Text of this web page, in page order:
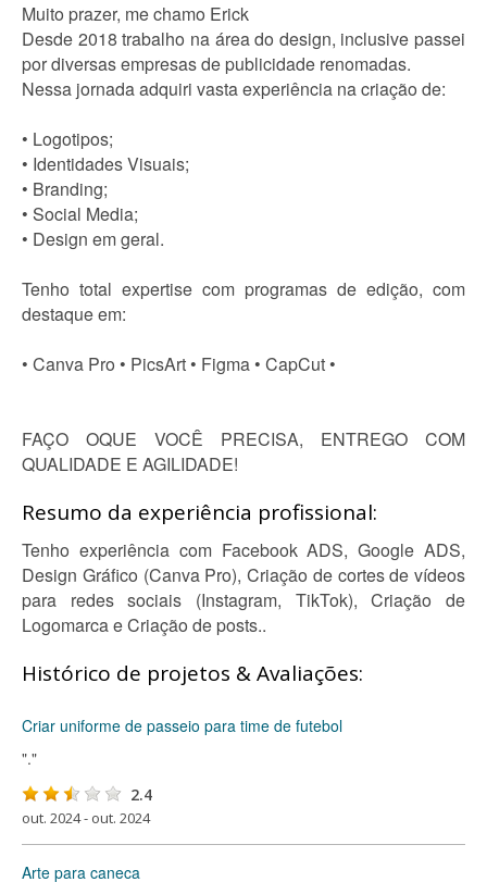
Muito prazer, me chamo Erick
Desde 2018 trabalho na área do design, inclusive passei
por diversas empresas de publicidade renomadas.
Nessa jornada adquiri vasta experiência na criação de:
• Logotipos;
• Identidades Visuais;
• Branding;
• Social Media;
• Design em geral.
Tenho total expertise com programas de edição, com
destaque em:
• Canva Pro • PicsArt • Figma • CapCut •
FAÇO OQUE VOCÊ PRECISA, ENTREGO COM
QUALIDADE E AGILIDADE!
Resumo da experiência profissional:
Tenho experiência com Facebook ADS, Google ADS,
Design Gráfico (Canva Pro), Criação de cortes de vídeos
para redes sociais (Instagram, TikTok), Criação de
Logomarca e Criação de posts..
Histórico de projetos & Avaliações:
Criar uniforme de passeio para time de futebol
"."
2.4
out. 2024 - out. 2024
Arte para caneca